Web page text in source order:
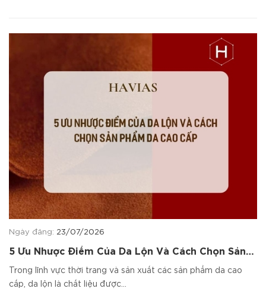
Ngày đăng: 23/07/2026
5 Ưu Nhược Điểm Của Da Lộn Và Cách Chọn Sản
Phẩm Da Cao Cấp
Trong lĩnh vực thời trang và sản xuất các sản phẩm da cao
cấp, da lộn là chất liệu được...